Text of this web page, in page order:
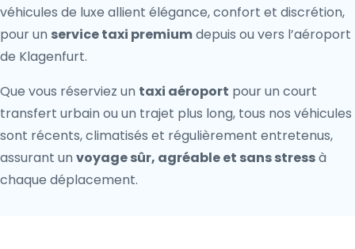
véhicules de luxe allient élégance, confort et discrétion,
pour un service taxi premiumdepuis ou vers l’aéroport
de Klagenfurt.
Que vous réserviez un taxi aéroport pour un court
transfert urbain ou un trajet plus long, tous nos véhicules
sont récents, climatisés et régulièrement entretenus,
assurant un voyage sûr, agréable et sans stressà
chaque déplacement.